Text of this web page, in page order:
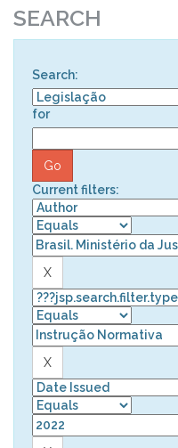
SEARCH
Search:
for
Current filters: